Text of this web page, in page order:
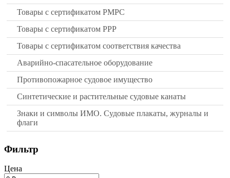
Товары с сертификатом РМРС
Товары с сертификатом РРР
Товары с сертификатом соответствия качества
Аварийно-спасательное оборудование
Противопожарное судовое имущество
Синтетические и растительные судовые канаты
Знаки и символы ИМО. Судовые плакаты, журналы и
флаги
Фильтр
Цена